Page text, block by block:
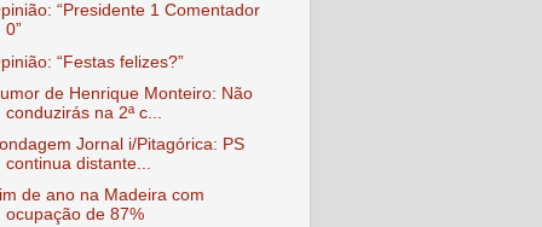
“Presidente 1 Comentador
0”
“Festas felizes?”
de Henrique Monteiro: Não
conduzirás na 2ª c...
Jornal i/Pitagórica: PS
continua distante...
de ano na Madeira com
ocupação de 87%